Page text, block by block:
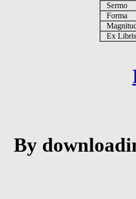
Sermo
Forma
Ex Libris
By